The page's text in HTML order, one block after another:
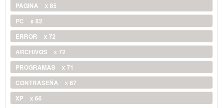
PAGINA
x 85
PC
x 82
ERROR
x 72
ARCHIVOS
x 72
PROGRAMAS
x 71
CONTRASEÑA
x 67
XP
x 66